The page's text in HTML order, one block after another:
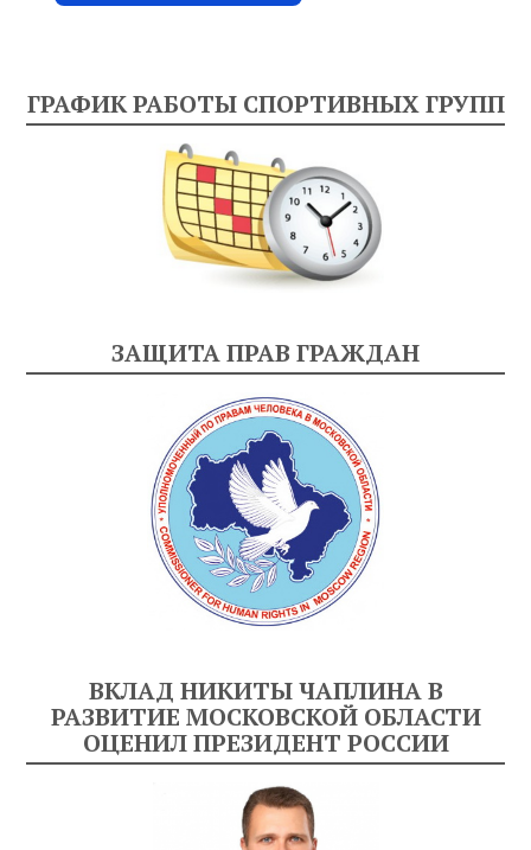
ГРАФИК РАБОТЫ СПОРТИВНЫХ ГРУПП
ЗАЩИТА ПРАВ ГРАЖДАН
ВКЛАД НИКИТЫ ЧАПЛИНА В
РАЗВИТИЕ МОСКОВСКОЙ ОБЛАСТИ
ОЦЕНИЛ ПРЕЗИДЕНТ РОССИИ